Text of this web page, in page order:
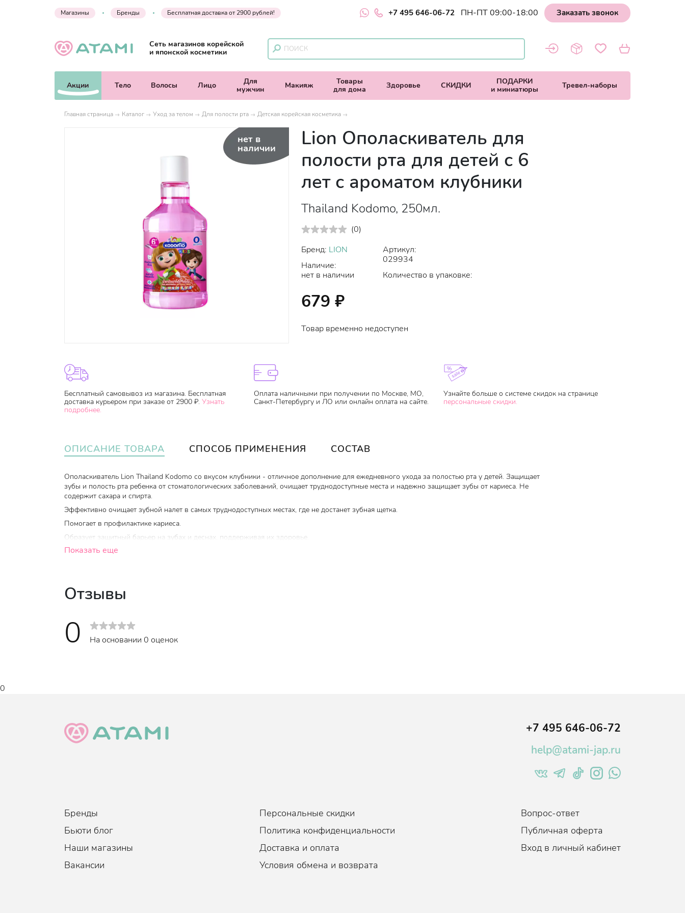
Магазины Бренды Бесплатная доставка от 2900 рублей! +7 495 646-06-72 ПН-ПТ 09:00-18:00 Заказать звонок
Сеть магазинов корейской
и японской косметики
Акции Тело Волосы Лицо
Для
мужчин
Макияж
Товары
для дома
Здоровье СКИДКИ
ПОДАРКИ
и миниатюры
Тревел-наборы
Главная страница Каталог Уход за телом Для полости рта Детская корейская косметика
нет в
наличии
Lion Ополаскиватель для
полости рта для детей с 6
лет с ароматом клубники
Thailand Kodomo, 250мл.
(0)
Бренд: LION
Наличие:
нет в наличии
Артикул:
029934
Количество в упаковке:
679 ₽
Товар временно недоступен
Бесплатный самовывоз из магазина. Бесплатная
доставка курьером при заказе от 2900 ₽. Узнать
подробнее.
Оплата наличными при получении по Москве, МО,
Санкт-Петербургу и ЛО или онлайн оплата на сайте.
Узнайте больше о системе скидок на странице
персональные скидки.
ОПИСАНИЕ ТОВАРА СПОСОБ ПРИМЕНЕНИЯ СОСТАВ
Ополаскиватель Lion Thailand Kodomo со вкусом клубники - отличное дополнение для ежедневного ухода за полостью рта у детей. Защищает
зубы и полость рта ребенка от стоматологических заболеваний, очищает труднодоступные места и надежно защищает зубы от кариеса. Не
содержит сахара и спирта.
Эффективно очищает зубной налет в самых труднодоступных местах, где не достанет зубная щетка.
Помогает в профилактике кариеса.
Образует защитный барьер на зубах и деснах, поддерживая их здоровье.
Ксилит снижает рост бактерий и предотвращает появление кариеса.
Показать еще
Отзывы
0 На основании 0 оценок
0
+7 495 646-06-72
help@atami-jap.ru
Бренды
Бьюти блог
Наши магазины
Вакансии
Персональные скидки
Политика конфиденциальности
Доставка и оплата
Условия обмена и возврата
Вопрос-ответ
Публичная оферта
Вход в личный кабинет